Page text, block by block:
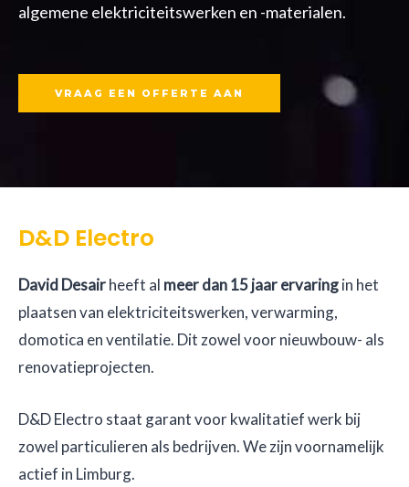
algemene elektriciteitswerken en -materialen.
VRAAG EEN OFFERTE AAN
D&D Electro
David Desairheeft al meer dan 15 jaar ervaringin het
plaatsen van elektriciteitswerken, verwarming,
domotica en ventilatie. Dit zowel voor nieuwbouw- als
renovatieprojecten.
D&D Electro staat garant voor kwalitatief werk bij
zowel particulieren als bedrijven. We zijn voornamelijk
actief in Limburg.